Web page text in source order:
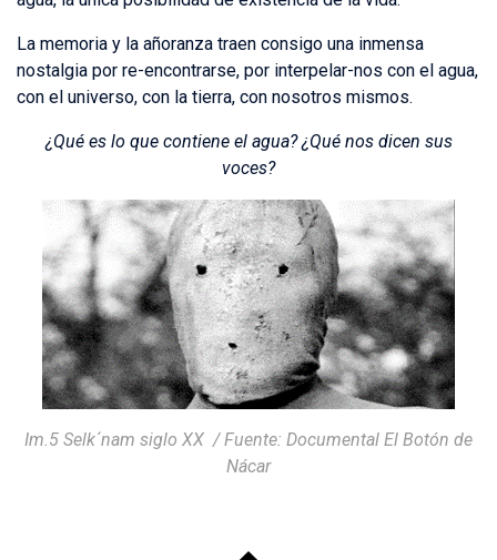
La memoria y la añoranza traen consigo una inmensa
nostalgia por re-encontrarse, por interpelar-nos con el agua,
con el universo, con la tierra, con nosotros mismos.
¿Qué es lo que contiene el agua? ¿Qué nos dicen sus
voces?
Im.5 Selk´nam siglo XX / Fuente: Documental El Botón de
Nácar